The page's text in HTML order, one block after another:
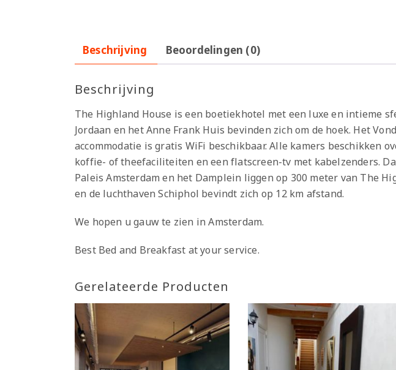
Beschrijving Beoordelingen (0)
Beschrijving
The Highland House is een boetiekhotel met een luxe en intieme
Jordaan en het Anne Frank Huis bevinden zich om de hoek. Het
accommodatie is gratis WiFi beschikbaar. Alle kamers beschikken
koffie- of theefaciliteiten en een flatscreen-tv met kabelzenders.
Paleis Amsterdam en het Damplein liggen op 300 meter van The
en de luchthaven Schiphol bevindt zich op 12 km afstand.
We hopen u gauw te zien in Amsterdam.
Best Bed and Breakfast at your service.
Gerelateerde Producten